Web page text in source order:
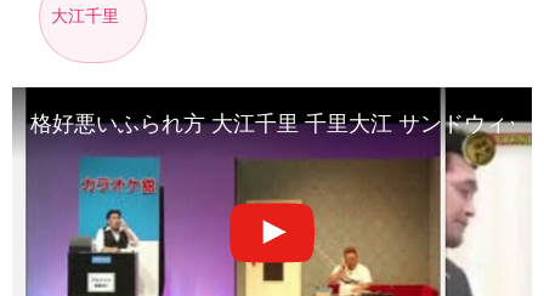
大江千里
格好悪いふられ方 大江千里 千里大江 サンドウィッ